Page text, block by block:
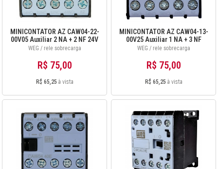
MINICONTATOR AZ CAW04-22-
00V05 Auxiliar 2 NA + 2 NF 24V
60Hz 12896403
WEG / rele sobrecarga
R$ 75,00
R$ 65,25à vista
MINICONTATOR AZ CAW04-13-
00V25 Auxiliar 1 NA + 3 NF
220V 60Hz 12896418
WEG / rele sobrecarga
R$ 75,00
R$ 65,25à vista